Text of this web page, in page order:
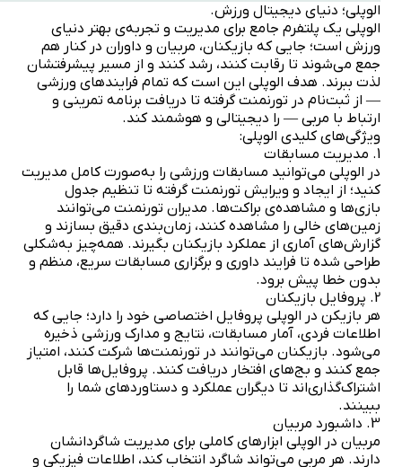
الوپلی؛ دنیای دیجیتال ورزش.
الوپلی یک پلتفرم جامع برای مدیریت و تجربه‌ی بهتر دنیای
ورزش است؛ جایی که بازیکنان، مربیان و داوران در کنار هم
جمع می‌شوند تا رقابت کنند، رشد کنند و از مسیر پیشرفتشان
لذت ببرند. هدف الوپلی این است که تمام فرایندهای ورزشی
— از ثبت‌نام در تورنمنت گرفته تا دریافت برنامه تمرینی و
ارتباط با مربی — را دیجیتالی و هوشمند کند.
ویژگی‌های کلیدی الوپلی:
1. مدیریت مسابقات
در الوپلی می‌توانید مسابقات ورزشی را به‌صورت کامل مدیریت
کنید؛ از ایجاد و ویرایش تورنمنت گرفته تا تنظیم جدول
بازی‌ها و مشاهده‌ی براکت‌ها. مدیران تورنمنت می‌توانند
زمین‌های خالی را مشاهده کنند، زمان‌بندی دقیق بسازند و
گزارش‌های آماری از عملکرد بازیکنان بگیرند. همه‌چیز به‌شکلی
طراحی شده تا فرایند داوری و برگزاری مسابقات سریع، منظم و
بدون خطا پیش برود.
2. پروفایل بازیکنان
هر بازیکن در الوپلی پروفایل اختصاصی خود را دارد؛ جایی که
اطلاعات فردی، آمار مسابقات، نتایج و مدارک ورزشی ذخیره
می‌شود. بازیکنان می‌توانند در تورنمنت‌ها شرکت کنند، امتیاز
جمع کنند و بج‌های افتخار دریافت کنند. پروفایل‌ها قابل
اشتراک‌گذاری‌اند تا دیگران عملکرد و دستاوردهای شما را
ببینند.
3. داشبورد مربیان
مربیان در الوپلی ابزارهای کاملی برای مدیریت شاگردانشان
دارند. هر مربی می‌تواند شاگرد انتخاب کند، اطلاعات فیزیکی و